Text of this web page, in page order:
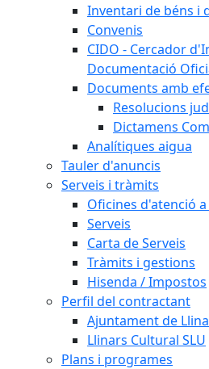
Inventari de béns i
Convenis
CIDO - Cercador
Documentació
Documents amb
Resolucions
Dictamens
Analítiques aigua
Tauler d'anuncis
Serveis i tràmits
Oficines d'atenció
Serveis
Carta de Serveis
Tràmits i gestions
Hisenda / Impostos
Perfil del contractant
Ajuntament de
Llinars Cultural SLU
Plans i programes